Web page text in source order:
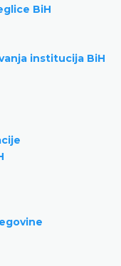
BiH
institucija BiH